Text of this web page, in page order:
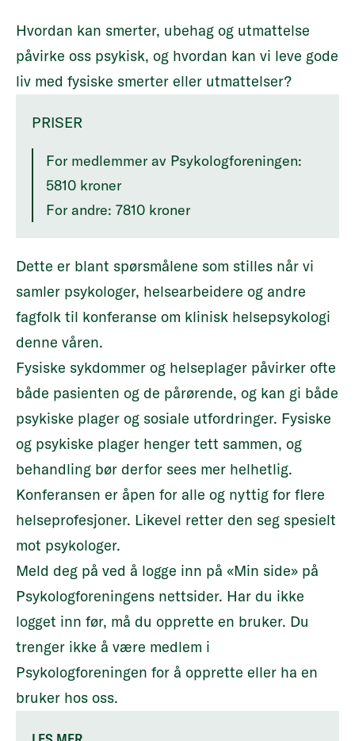
Hvordan kan smerter, ubehag og utmattelse
påvirke oss psykisk, og hvordan kan vi leve gode
liv med fysiske smerter eller utmattelser?
PRISER
For medlemmer av Psykologforeningen:
5810 kroner
For andre: 7810 kroner
Dette er blant spørsmålene som stilles når vi
samler psykologer, helsearbeidere og andre
fagfolk til konferanse om klinisk helsepsykologi
denne våren.
Fysiske sykdommer og helseplager påvirker ofte
både pasienten og de pårørende, og kan gi både
psykiske plager og sosiale utfordringer. Fysiske
og psykiske plager henger tett sammen, og
behandling bør derfor sees mer helhetlig.
Konferansen er åpen for alle og nyttig for flere
helseprofesjoner. Likevel retter den seg spesielt
mot psykologer.
Meld deg på ved å logge inn på «Min side» på
Psykologforeningens nettsider. Har du ikke
logget inn før, må du opprette en bruker. Du
trenger ikke å være medlem i
Psykologforeningen for å opprette eller ha en
bruker hos oss.